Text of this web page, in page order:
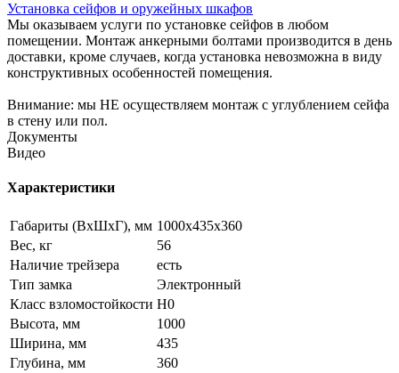
Установка сейфов и оружейных шкафов
Мы оказываем услуги по установке сейфов в любом
помещении. Монтаж анкерными болтами производится в день
доставки, кроме случаев, когда установка невозможна в виду
конструктивных особенностей помещения.
Внимание: мы НЕ осуществляем монтаж с углублением сейфа
в стену или пол.
Документы
Видео
Характеристики
Габариты (ВxШxГ), мм 1000x435х360
Вес, кг
56
Наличие трейзера
есть
Тип замка
Электронный
Класс взломостойкости H0
Высота, мм
1000
Ширина, мм
435
Глубина, мм
360